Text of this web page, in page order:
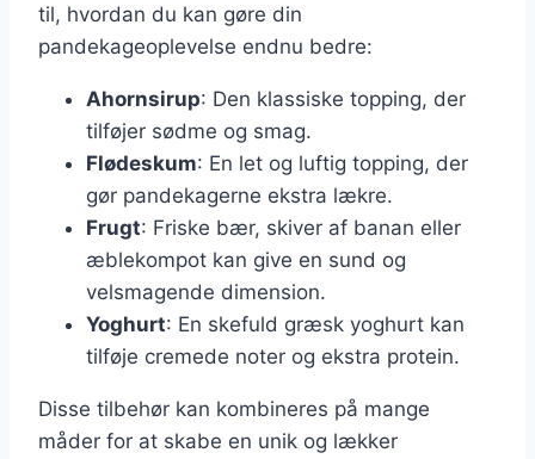
til, hvordan du kan gøre din
pandekageoplevelse endnu bedre:
Ahornsirup: Den klassiske topping, der
tilføjer sødme og smag.
Flødeskum: En let og luftig topping, der
gør pandekagerne ekstra lækre.
Frugt: Friske bær, skiver af banan eller
æblekompot kan give en sund og
velsmagende dimension.
Yoghurt: En skefuld græsk yoghurt kan
tilføje cremede noter og ekstra protein.
Disse tilbehør kan kombineres på mange
måder for at skabe en unik og lækker